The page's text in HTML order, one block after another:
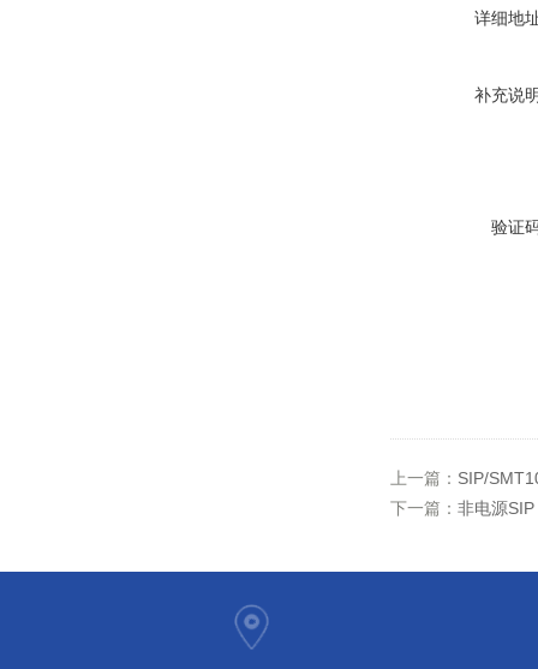
详细地
补充说
验证
上一篇： SIP/
下一篇： 非电源